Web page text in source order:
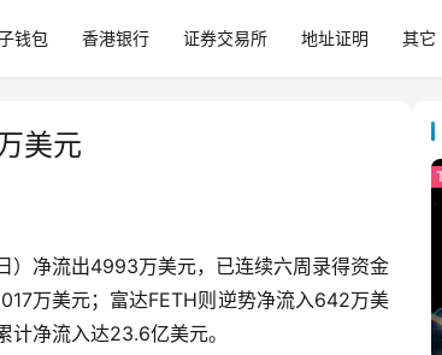
钱包 香港银行 证券交易所 地址证明 其它
美元
）净流出4993万美元，已连续六周录得资金
万美元；富达FETH则逆势净流入642万美
净流入达23.6亿美元。